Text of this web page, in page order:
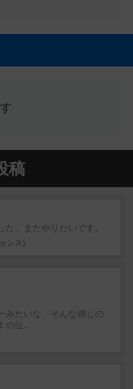
稿
た。またやりたいです。
ンス)
みたいな、そんな感じの
の位...